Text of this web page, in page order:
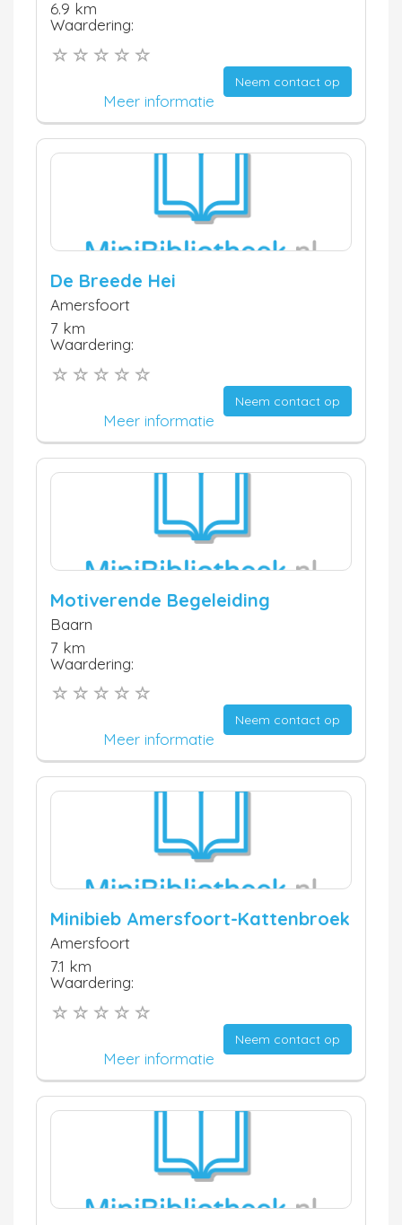
6.9 km
Waardering:
Neem contact op
Meer informatie
De Breede Hei
Amersfoort
7 km
Waardering:
Neem contact op
Meer informatie
Motiverende Begeleiding
Baarn
7 km
Waardering:
Neem contact op
Meer informatie
Minibieb Amersfoort-Kattenbroek
Amersfoort
7.1 km
Waardering:
Neem contact op
Meer informatie